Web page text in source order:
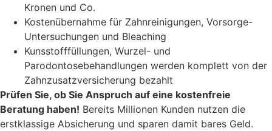
Kronen und Co.
Kostenübernahme für Zahnreinigungen, Vorsorge-
Untersuchungen und Bleaching
Kunsstofffüllungen, Wurzel- und
Parodontosebehandlungen werden komplett von der
Zahnzusatzversicherung bezahlt
Prüfen Sie, ob Sie Anspruch auf eine kostenfreie
Beratung haben! Bereits Millionen Kunden nutzen die
erstklassige Absicherung und sparen damit bares Geld.